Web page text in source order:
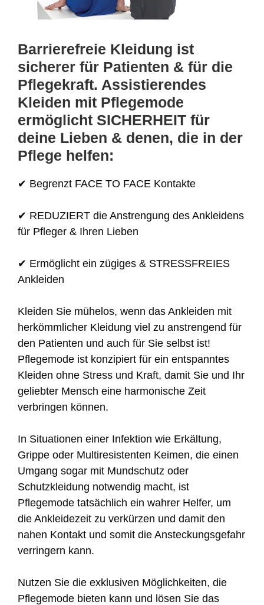
Barrierefreie Kleidung ist
sicherer für Patienten & für die
Pflegekraft. Assistierendes
Kleiden mit Pflegemode
ermöglicht SICHERHEIT für
deine Lieben & denen, die in der
Pflege helfen:
✔ Begrenzt FACE TO FACE Kontakte
✔ REDUZIERT die Anstrengung des Ankleidens
für Pfleger & Ihren Lieben
✔ Ermöglicht ein zügiges & STRESSFREIES
Ankleiden
Kleiden Sie mühelos, wenn das Ankleiden mit
herkömmlicher Kleidung viel zu anstrengend für
den Patienten und auch für Sie selbst ist!
Pflegemode ist konzipiert für ein entspanntes
Kleiden ohne Stress und Kraft, damit Sie und Ihr
geliebter Mensch eine harmonische Zeit
verbringen können.
In Situationen einer Infektion wie Erkältung,
Grippe oder Multiresistenten Keimen, die einen
Umgang sogar mit Mundschutz oder
Schutzkleidung notwendig macht, ist
Pflegemode tatsächlich ein wahrer Helfer, um
die Ankleidezeit zu verkürzen und damit den
nahen Kontakt und somit die Ansteckungsgefahr
verringern kann.
Nutzen Sie die exklusiven Möglichkeiten, die
Pflegemode bieten kann und lösen Sie das